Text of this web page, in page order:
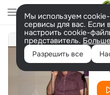
Мы используем
сервисы для вас. Если
настроить cookie-
представитель.
Разрешить все